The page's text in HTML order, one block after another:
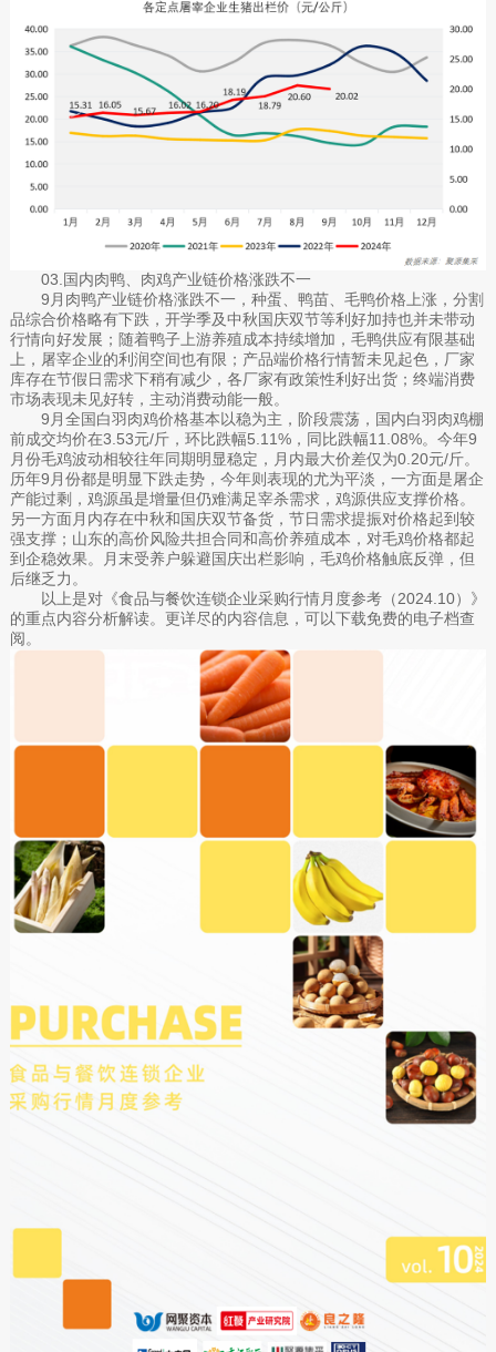
03.国内肉鸭、肉鸡产业链价格涨跌不一
9月肉鸭产业链价格涨跌不一，种蛋、鸭苗、毛鸭价格上涨，分割
品综合价格略有下跌，开学季及中秋国庆双节等利好加持也并未带动
行情向好发展；随着鸭子上游养殖成本持续增加，毛鸭供应有限基础
上，屠宰企业的利润空间也有限；产品端价格行情暂未见起色，厂家
库存在节假日需求下稍有减少，各厂家有政策性利好出货；终端消费
市场表现未见好转，主动消费动能一般。
9月全国白羽肉鸡价格基本以稳为主，阶段震荡，国内白羽肉鸡棚
前成交均价在3.53元/斤，环比跌幅5.11%，同比跌幅11.08%。今年9
月份毛鸡波动相较往年同期明显稳定，月内最大价差仅为0.20元/斤。
历年9月份都是明显下跌走势，今年则表现的尤为平淡，一方面是屠企
产能过剩，鸡源虽是增量但仍难满足宰杀需求，鸡源供应支撑价格。
另一方面月内存在中秋和国庆双节备货，节日需求提振对价格起到较
强支撑；山东的高价风险共担合同和高价养殖成本，对毛鸡价格都起
到企稳效果。月末受养户躲避国庆出栏影响，毛鸡价格触底反弹，但
后继乏力。
以上是对《食品与餐饮连锁企业采购行情月度参考（2024.10）》
的重点内容分析解读。更详尽的内容信息，可以下载免费的电子档查
阅。